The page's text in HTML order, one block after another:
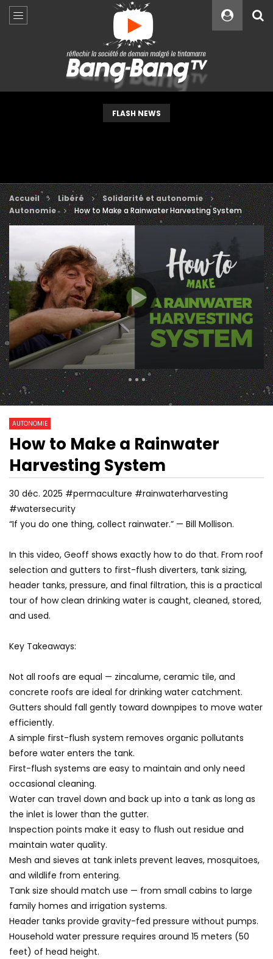
FLASH NEWS
Accueil Libéré
Solidarité et autonomie
Autonomie
How to Make a Rainwater Harvesting System
3 909 Views
485 0
Watch Later
25:29
POMPE À EAU SANS ÉLECTRICITÉ
QUI PEUT POMPER DE L’EAU EN
HAUT DE LA COLLINE
10:11
CONSTRUCTEUR DE
ENTERRÉE ?
AUTONOMIE
How to Make a Rainwater
Harvesting System
30 déc. 2025 #permaculture #rainwaterharvesting
#watersecurity
“If you do one thing, collect rainwater.” — Bill Mollison.
In this video, Geoff shows exactly how to do that. From roof
selection and gutters to first-flush diverters, tank sizing,
header tanks, pressure, and final filtration, this is a practical
tour of how clean drinking water is caught, cleaned, stored,
and used.
Key Takeaways:
Not all roofs are equal — zincalume, ceramic tile, and
concrete roofs are ideal for drinking water catchment.
Gutters should fall gently toward downpipes to move water
efficiently.
A simple first-flush system removes organic pollutants
before water enters the tank.
First-flush systems are easy to maintain and only need
occasional cleaning.
Water can travel down and back up into a tank as long as
the inlet is lower than the gutter.
Inspection points make it easy to flush out residue and
maintain water quality.
Mesh and sieves at tank inlets prevent leaves, mosquitoes,
and wildlife from entering.
Tank size should match use — from small cabins to large
family homes and irrigation systems.
Header tanks provide gravity-fed pressure without pumps.
Household water pressure requires around 15 meters (50
feet) of head height.
Custom Amount
VEUILLEZ PATIENTER...